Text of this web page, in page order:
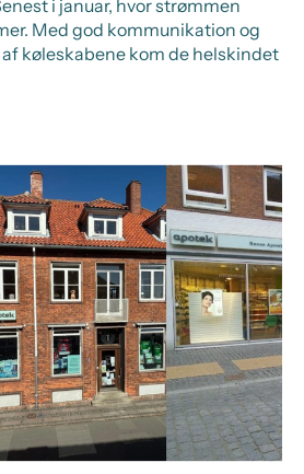
i januar, hvor strømmen
Med god kommunikation og
køleskabene kom de helskindet